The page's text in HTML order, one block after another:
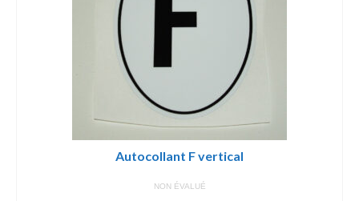
Autocollant F vertical
NON ÉVALUÉ